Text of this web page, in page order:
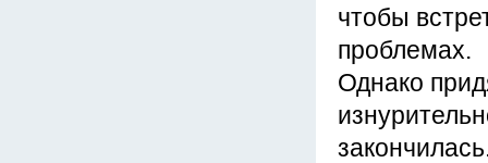
чтобы
проблемах.
Однако